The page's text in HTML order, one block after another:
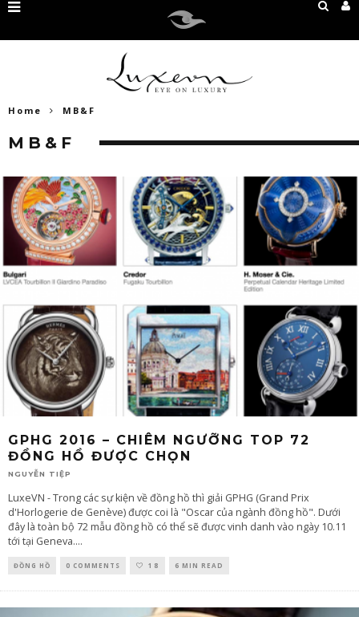
Home MB&F
MB&F
GPHG 2016 – CHIÊM NGƯỠNG TOP 72
ĐỒNG HỒ ĐƯỢC CHỌN
NGUYỄN TIỆP
LuxeVN - Trong các sự kiện về đồng hồ thì giải GPHG (Grand Prix
d'Horlogerie de Genève) được coi là "Oscar của ngành đồng hồ". Dưới
đây là toàn bộ 72 mẫu đồng hồ có thể sẽ được vinh danh vào ngày 10.11
tới tại Geneva....
ĐỒNG HỒ 0 COMMENTS 18 6 MIN READ